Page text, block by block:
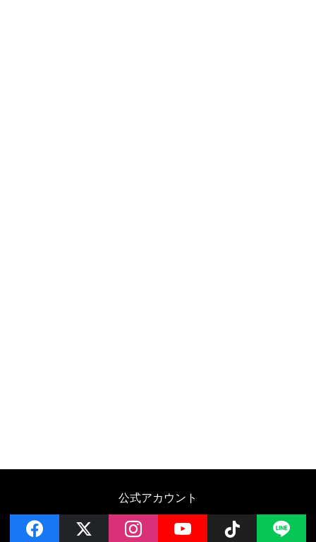
公式アカウント
facebook instagramYouTube Follow